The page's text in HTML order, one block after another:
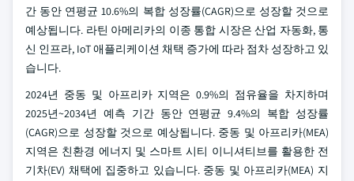
간 동안 연평균 10.6%의 복합 성장률(CAGR)으로 성장할 것으로
예상됩니다. 라틴 아메리카의 이종 통합 시장은 산업 자동화, 통
신 인프라, IoT 애플리케이션 채택 증가에 따라 점차 성장하고 있
습니다.
2024년 중동 및 아프리카 지역은 0.9%의 점유율을 차지하며
2025년~2034년 예측 기간 동안 연평균 9.4%의 복합 성장률
(CAGR)으로 성장할 것으로 예상됩니다. 중동 및 아프리카(MEA)
지역은 친환경 에너지 및 스마트 시티 이니셔티브를 활용한 전
기차(EV) 채택에 집중하고 있습니다. 중동 및 아프리카(MEA) 지